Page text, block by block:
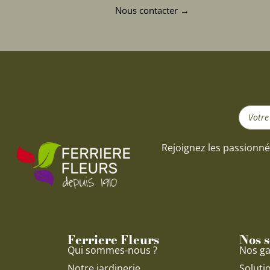
Nous contacter →
Search
...
Rejoignez les
Ferriere Fleurs
Qui sommes-nous ?
Nos
Nos